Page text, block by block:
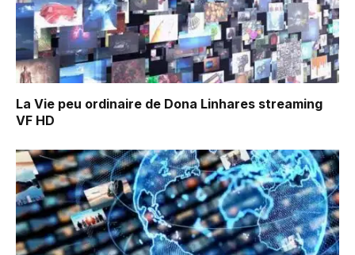
La Vie peu ordinaire de Dona Linhares streaming
VF HD